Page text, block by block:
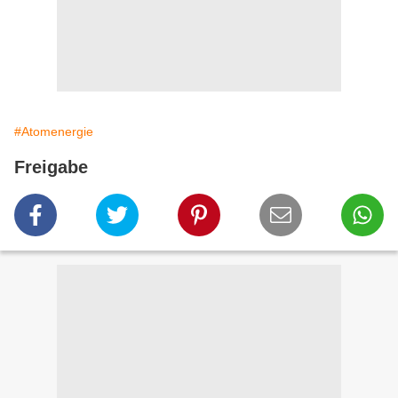
#Atomenergie
Freigabe